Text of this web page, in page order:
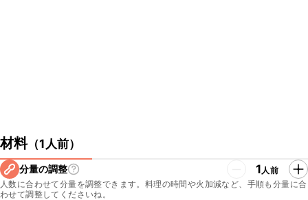
材料（1人前）
分量の調整 1人前
人数に合わせて分量を調整できます。料理の時間や火加減など、手順も分量に合
わせて調整してくださいね。